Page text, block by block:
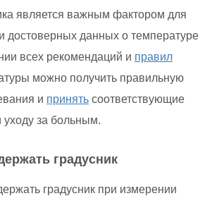
является важным фактором для
достоверных данных о температуре
всех рекомендаций и правил
можно получить правильную
и принять соответствующие
за больным.
градусник
градусник при измерении